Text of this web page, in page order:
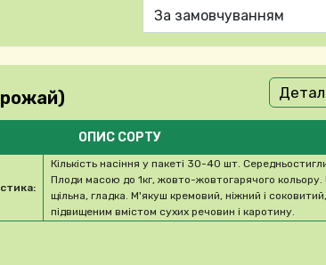
ОПИС СОРТУ
Кількість насіння у пакеті 30-40 шт.
Плоди масою до 1кг, жовто-жовтогарячого кольору.
щільна, гладка. М'якуш кремовий, ніжний і
підвищеним вмістом сухих речовин і каротину.